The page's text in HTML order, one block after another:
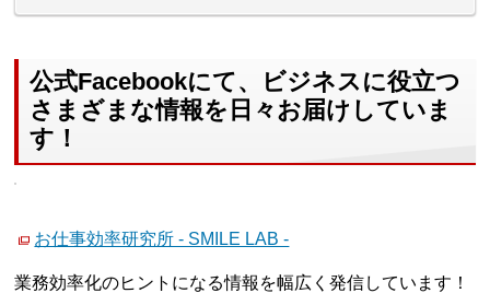
公式Facebookにて、ビジネスに役立つ
さまざまな情報を日々お届けしていま
す！
お仕事効率研究所 - SMILE LAB -
業務効率化のヒントになる情報を幅広く発信しています！